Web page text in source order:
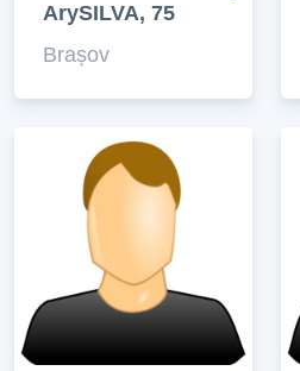
ArySILVA, 75
Brașov